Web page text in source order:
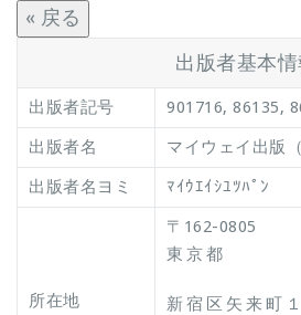
« 戻る
出版者基本情
出版者記号
901716, 86135,
出版者名
マイウェイ出版（
出版者名ヨミ
ﾏｲｳｴｲｼﾕﾂﾊﾟﾝ
所在地
〒162-0805
東京都
新宿区矢来町